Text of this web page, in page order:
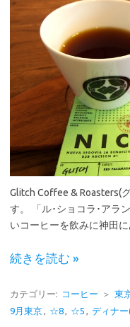
Glitch Coffee & Roasters(
す。 「ル･ショコラ･アラ
いコーヒーを飲みに神田
続きを読む »
カテゴリー: コーヒー ＞ 東
9月東京, ☆8, ☆5 , ディナー